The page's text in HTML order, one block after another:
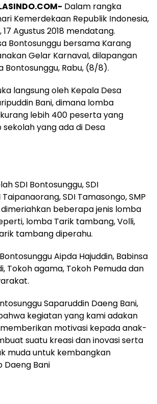
Dalam rangka
Kemerdekaan Republik Indonesia,
Agustus 2018 mendatang.
Bontosunggu bersama Karang
Gelar Karnaval, dilapangan
Bontosunggu, Rabu, (8/8).
langsung oleh Kepala Desa
Bani, dimana lomba
lebih 400 peserta yang
yang ada di Desa
SDI Bontosunggu, SDI
SDI Tamasongo, SMP
beberapa jenis lomba
lomba Tarik tambang, Volli,
tambang diperahu.
Aipda Hajuddin, Babinsa
Tokoh agama, Tokoh Pemuda dan
Saparuddin Daeng Bani,
kegiatan yang kami adakan
motivasi kepada anak-
suatu kreasi dan inovasi serta
muda untuk kembangkan
Daeng Bani